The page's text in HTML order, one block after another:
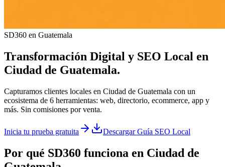
SD360 en Guatemala
Transformación Digital y SEO Local en
Ciudad de Guatemala.
Capturamos clientes locales en Ciudad de Guatemala con un
ecosistema de 6 herramientas: web, directorio, ecommerce, app y
más. Sin comisiones por venta.
Inicia tu prueba gratuita Descargar Guía SEO Local
Por qué SD360 funciona en Ciudad de